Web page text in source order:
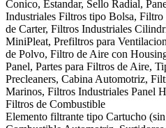
Conico, Estandar, Sello Radial,
Industriales Filtros tipo Bolsa,
de Carter, Filtros Industriales
MiniPleat, Prefiltros para
de Polvo, Filtro de Aire con
Panel, Partes para Filtros de Aire,
Precleaners, Cabina Automotriz,
Marinos, Filtros Industriales Panel
Filtros de Combustible
Elemento filtrante tipo Cartucho